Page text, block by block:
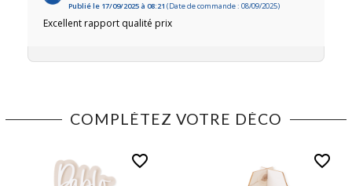
Publié le 17/09/2025 à 08:21 (Date de commande : 08/09/2025)
Excellent rapport qualité prix
COMPLÉTEZ VOTRE DÉCO
favorite_border favorite_border